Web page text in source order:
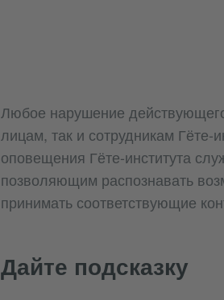
Любое нарушение
лицам, так и сотрудникам Гёте-
оповещения Гёте-института
позволяющим распознавать
принимать соответствующие
Дайте подсказку